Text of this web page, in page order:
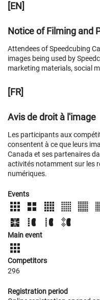
[EN]
Notice of Filming and
Attendees of Speedcubing
images being used by
marketing materials, social
[FR]
Avis de droit à l'image
Les participants aux
consentent à ce que leurs
Canada et ses partenaires
activités notamment sur les
numériques.
Events
Main event
Competitors
296
Registration period